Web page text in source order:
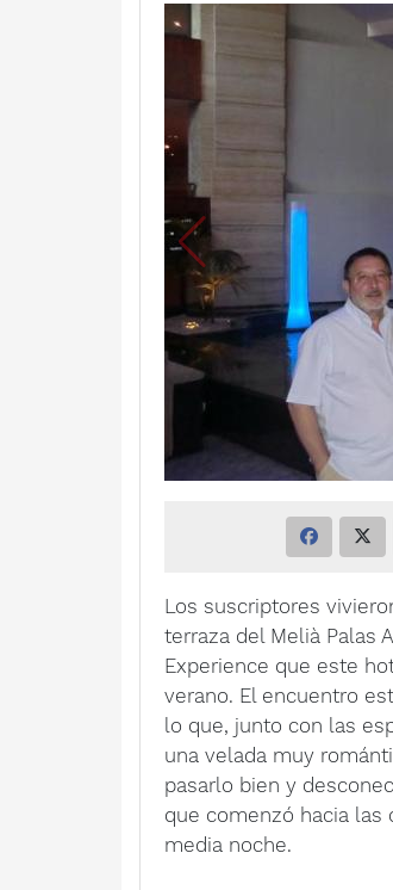
Los suscriptores
terraza del Melià Palas
Experience que este
verano. El encuentro
lo que, junto con las
una velada muy
pasarlo bien y
que comenzó hacia las
media noche.